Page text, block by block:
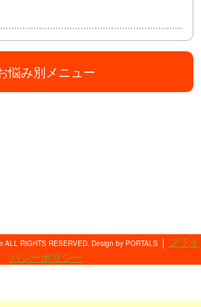
悩み別メニュー
ALL RIGHTS RESERVED. Design by PORTALS｜ プライ
バシーポリシー